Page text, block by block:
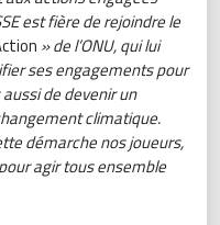
est fière de rejoindre le
» de l’ONU, qui lui
ses engagements pour
de devenir un
climatique.
démarche nos joueurs,
agir tous ensemble